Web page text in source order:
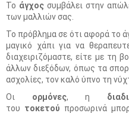
Το άγχος συμβάλει στην
των μαλλιών σας.
Το πρόβλημα σε ότι αφορά το
μαγικό χάπι για να
διαχειριζόμαστε, είτε με τη
άλλων διεξόδων, όπως τα
ασχολίες, τον καλό ύπνο τη
Οι ορμόνες, η
του τοκετού προσωρινά